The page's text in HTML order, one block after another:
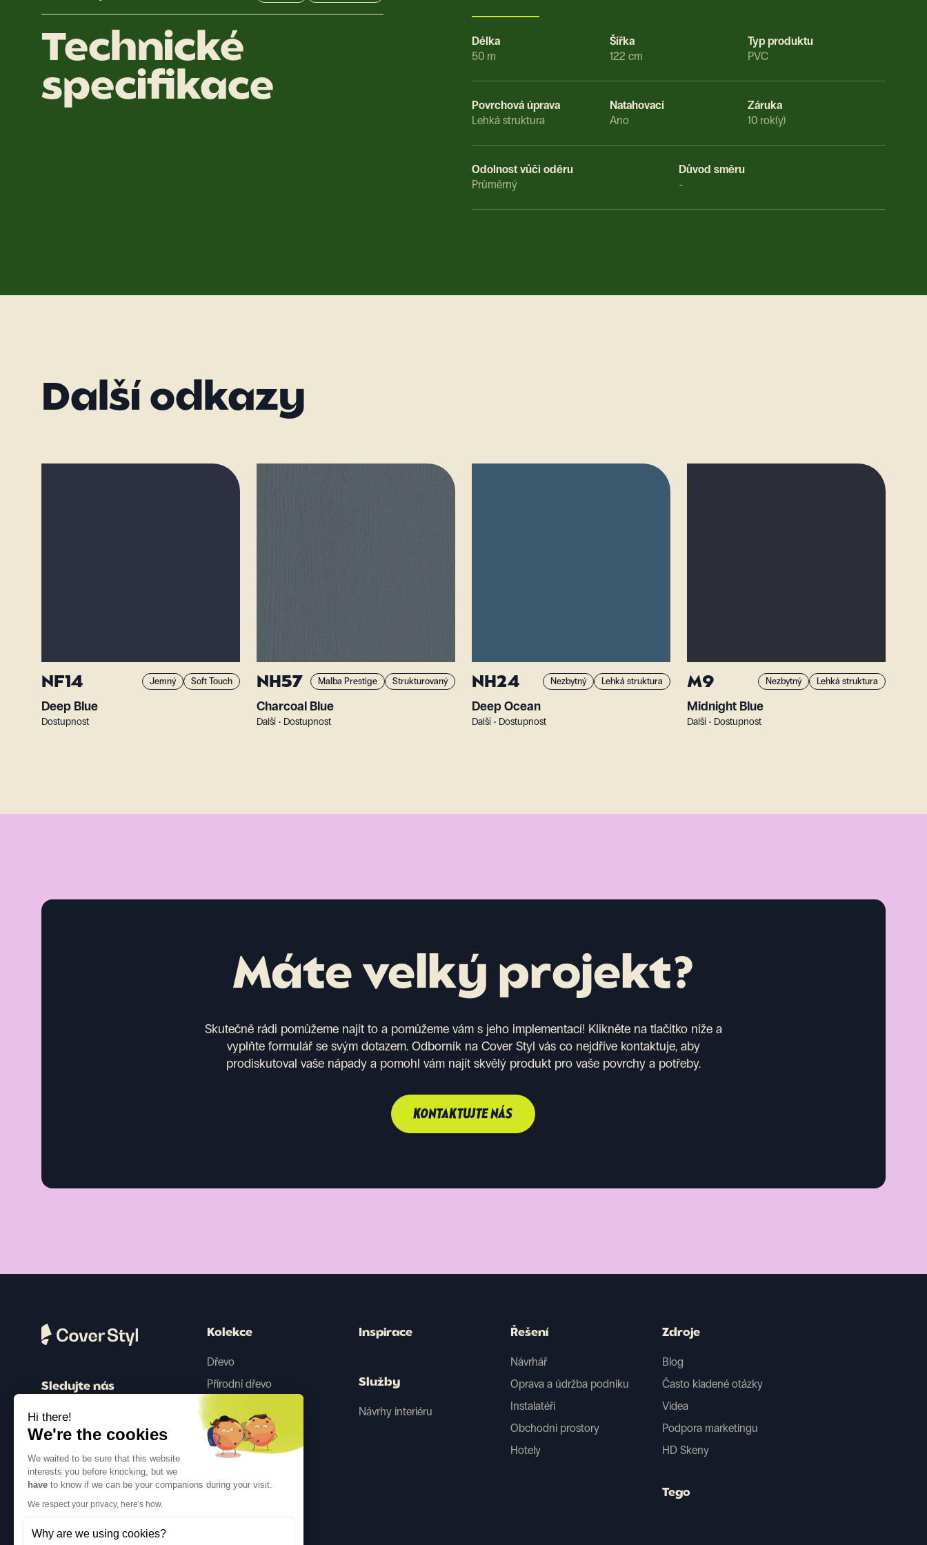
Technické
specifikace
Délka
50 m
Šířka
122 cm
Typ produktu
PVC
Povrchová úprava
Lehká struktura
Natahovací
Ano
Záruka
10 rok(y)
Odolnost vůči oděru
Průměrný
Důvod směru
-
Další odkazy
NF14 Jemný Soft Touch
Deep Blue
Dostupnost
NH57 Malba Prestige Strukturovaný
Charcoal Blue
Další • Dostupnost
NH24 Nezbytný Lehká struktura
Deep Ocean
Další • Dostupnost
M9 Nezbytný Lehká struktura
Midnight Blue
Další • Dostupnost
Máte velký projekt?
Skutečně rádi pomůžeme najít to a pomůžeme vám s jeho implementací! Klikněte na tlačítko níže a
vyplňte formulář se svým dotazem. Odborník na Cover Styl vás co nejdříve kontaktuje, aby
prodiskutoval vaše nápady a pomohl vám najít skvělý produkt pro vaše povrchy a potřeby.
KONTAKTUJTE NÁS
Sledujte nás
Kolekce
Dřevo
Přírodní dřevo
Beton
Kovový
Inspirace
Služby
Návrhy interiéru
Řešení
Návrhář
Oprava a údržba podniku
Instalatéři
Obchodní prostory
Hotely
Zdroje
Blog
Často kladené otázky
Videa
Podpora marketingu
HD Skeny
Tego
Hi there!
We're the cookies
We waited to be sure that this website
interests you before knocking, but we
have to know if we can be your companions during your visit.
We respect your privacy, here's how.
Why are we using cookies?